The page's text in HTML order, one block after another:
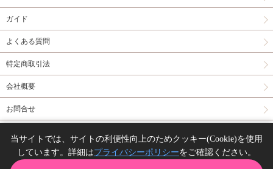
12P小冊子
1,408
吾妻香夜
カートに入れる
コミコミ特典4Pリー
New コミック
おやすみ、またね。ま
New コミック New コミック
うなじに恋の痕【有償
ガイド
よくある質問
特定商取引法
会社概要
お問合せ
Copyright(C) comicomi studio. All right reserved.
当サイトでは、サイトの利便性向上のためクッキー(Cookie)を使用
しています。詳細はプライバシーポリシーをご確認ください。